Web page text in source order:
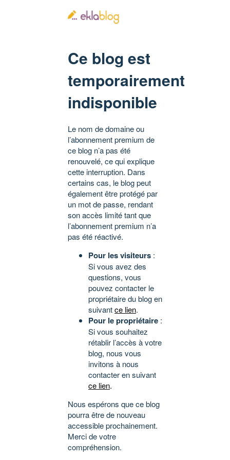
Ce blog est
temporairement
indisponible
Le nom de domaine ou
l’abonnement premium de
ce blog n’a pas été
renouvelé, ce qui explique
cette interruption. Dans
certains cas, le blog peut
également être protégé par
un mot de passe, rendant
son accès limité tant que
l’abonnement premium n’a
pas été réactivé.
Pour les visiteurs :
Si vous avez des
questions, vous
pouvez contacter le
propriétaire du blog en
suivantce lien.
Pour le propriétaire :
Si vous souhaitez
rétablir l’accès à votre
blog, nous vous
invitons à nous
contacter en suivant
ce lien.
Nous espérons que ce blog
pourra être de nouveau
accessible prochainement.
Merci de votre
compréhension.